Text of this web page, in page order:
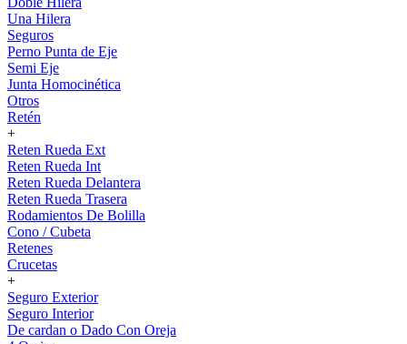
Una Hilera
Seguros
Perno Punta de Eje
Semi Eje
Junta Homocinética
Otros
Retén
+
Reten Rueda Ext
Reten Rueda Int
Reten Rueda Delantera
Reten Rueda Trasera
Rodamientos De Bolilla
Cono / Cubeta
Retenes
Crucetas
+
Seguro Exterior
Seguro Interior
De cardan o Dado Con Oreja